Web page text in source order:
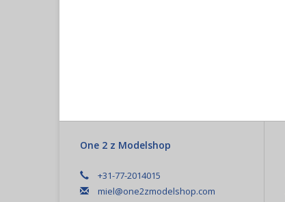
One 2 z Modelshop
+31-77-2014015
miel@one2zmodelshop.com